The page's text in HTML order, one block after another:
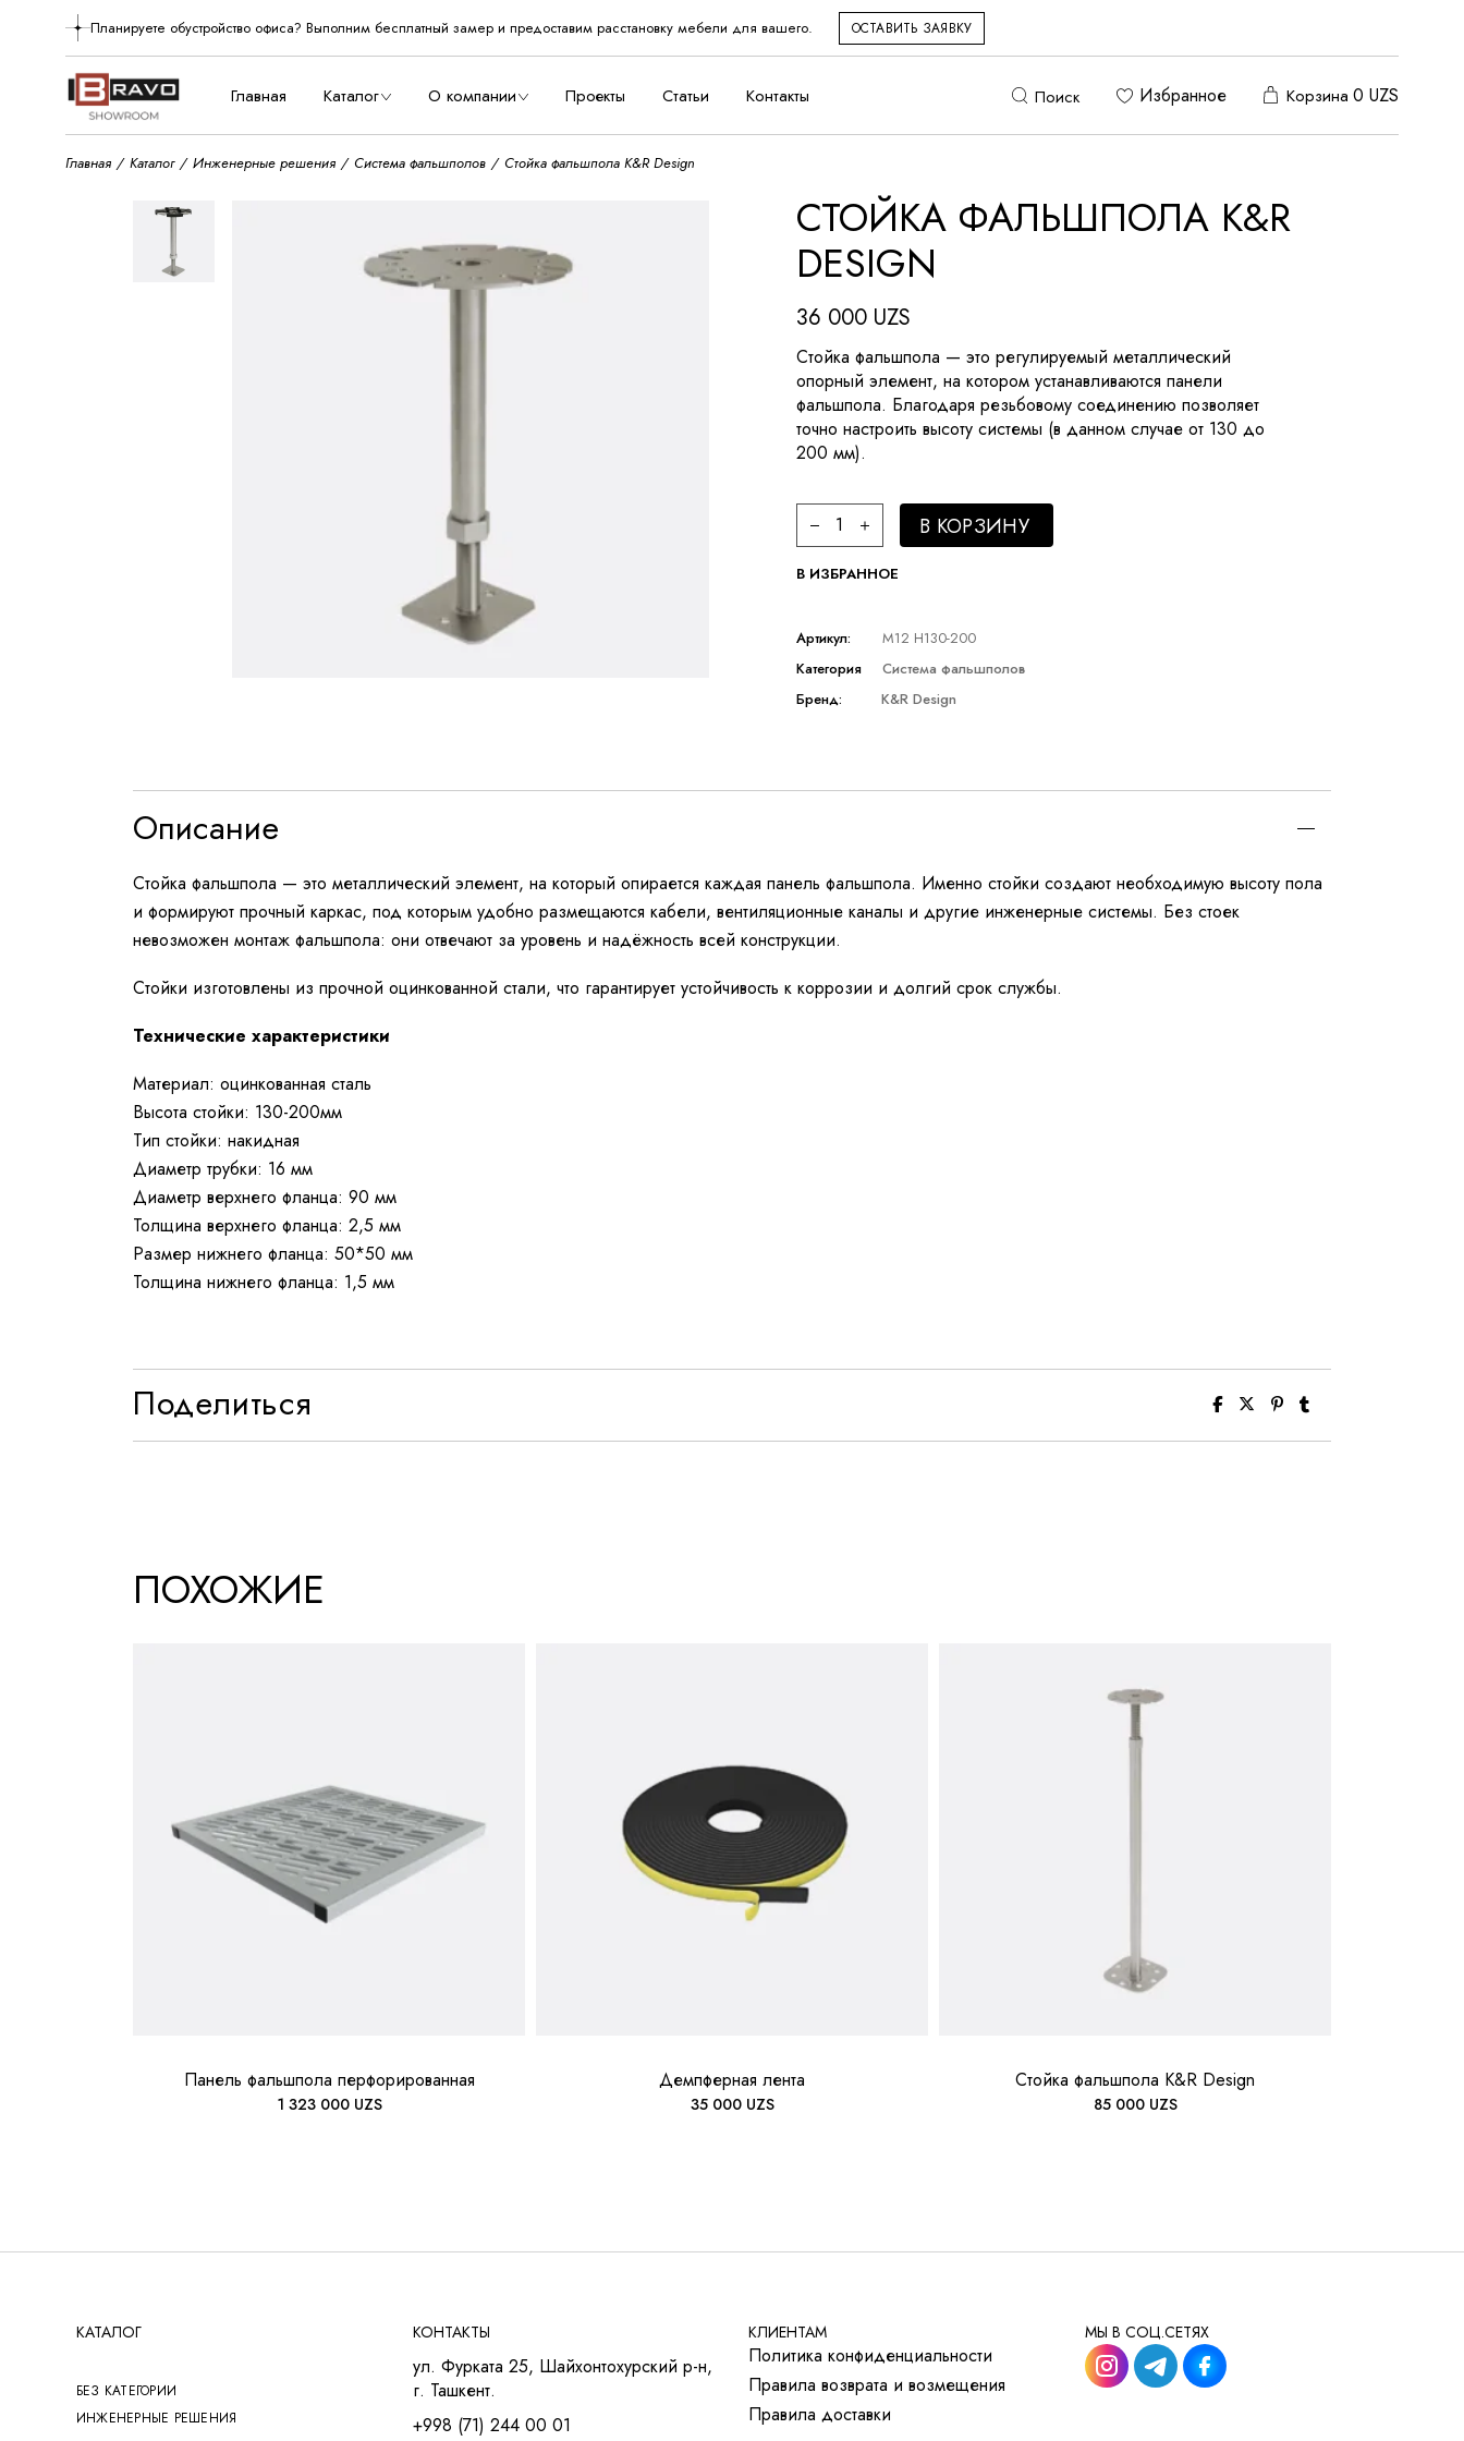
Планируете обустройство офиса? Выполним бесплатный замер и предоставим расстановку мебели для вашего. ОСТАВИТЬ ЗАЯВКУ
Главная Каталог О компании
О нас
Проекты Статьи Контакты Поиск Избранное Корзина 0 UZS
О нас
Главная Каталог Инженерные решения Система фальшполов Стойка фальшпола K&R Design
СТОЙКА ФАЛЬШПОЛА K&R
DESIGN
36 000 UZS
Стойка фальшпола — это регулируемый металлический
опорный элемент, на котором устанавливаются панели
фальшпола. Благодаря резьбовому соединению позволяет
точно настроить высоту системы (в данном случае от 130 до
200 мм).
Стойка фальшпола K&R Design quantity
В КОРЗИНУ
В ИЗБРАННОЕ
Артикул:
М12 H130-200
Категория
Система фальшполов
Бренд:
K&R Design
Описание
Стойка фальшпола — это металлический элемент, на который опирается каждая панель фальшпола. Именно стойки создают необходимую высоту пола
и формируют прочный каркас, под которым удобно размещаются кабели, вентиляционные каналы и другие инженерные системы. Без стоек
невозможен монтаж фальшпола: они отвечают за уровень и надёжность всей конструкции.
Стойки изготовлены из прочной оцинкованной стали, что гарантирует устойчивость к коррозии и долгий срок службы.
Технические характеристики
Материал: оцинкованная сталь
Высота стойки: 130-200мм
Тип стойки: накидная
Диаметр трубки: 16 мм
Диаметр верхнего фланца: 90 мм
Толщина верхнего фланца: 2,5 мм
Размер нижнего фланца: 50*50 мм
Толщина нижнего фланца: 1,5 мм
Поделиться
ПОХОЖИЕ
Панель фальшпола перфорированная
1 323 000 UZS
Демпферная лента
35 000 UZS
Стойка фальшпола K&R Design
85 000 UZS
КАТАЛОГ
БЕЗ КАТЕГОРИИ
ИНЖЕНЕРНЫЕ РЕШЕНИЯ
КОНТАКТЫ
ул. Фурката 25, Шайхонтохурский р-н,
г. Ташкент.
+998 (71) 244 00 01
КЛИЕНТАМ
Политика конфиденциальности
Правила возврата и возмещения
Правила доставки
МЫ В СОЦ.СЕТЯХ